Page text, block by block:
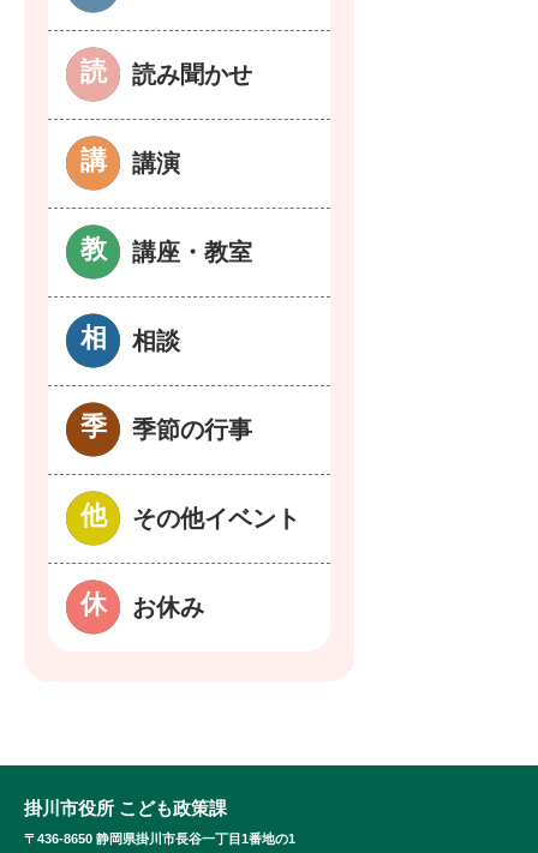
読み聞かせ
講演
講座・教室
相談
季節の行事
その他イベント
お休み
掛川市役所 こども政策課
〒436-8650 静岡県掛川市長谷一丁目1番地の1